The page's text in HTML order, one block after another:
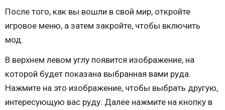
После того, как вы вошли в свой мир, откройте
игровое меню, а затем закройте, чтобы включить
мод.
В верхнем левом углу появится изображение, на
которой будет показана выбранная вами руда.
Нажмите на это изображение, чтобы выбрать другую,
интересующую вас руду. Далее нажмите на кнопку в